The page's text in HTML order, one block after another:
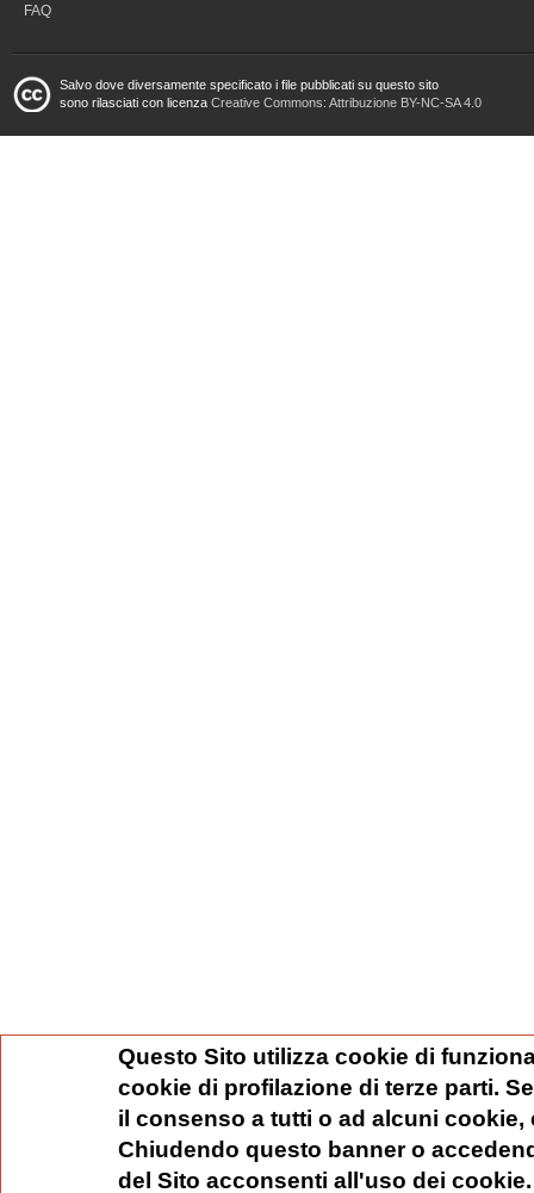
FAQ
Salvo dove diversamente specificato i file pubblicati su questo sito
sono rilasciati con licenza Creative Commons: Attribuzione BY-NC-SA 4.0
Questo Sito utilizza cookie di
cookie di profilazione di terze parti.
il consenso a tutti o ad alcuni
Chiudendo questo banner o
del Sito acconsenti all'uso dei cookie.